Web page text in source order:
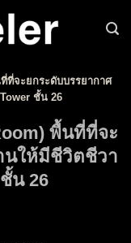
ที่จะยกระดับบรรยากาศ
ชั้น 26
พื้นที่ที่จะ
นให้มีชีวิตชีวา
น 26